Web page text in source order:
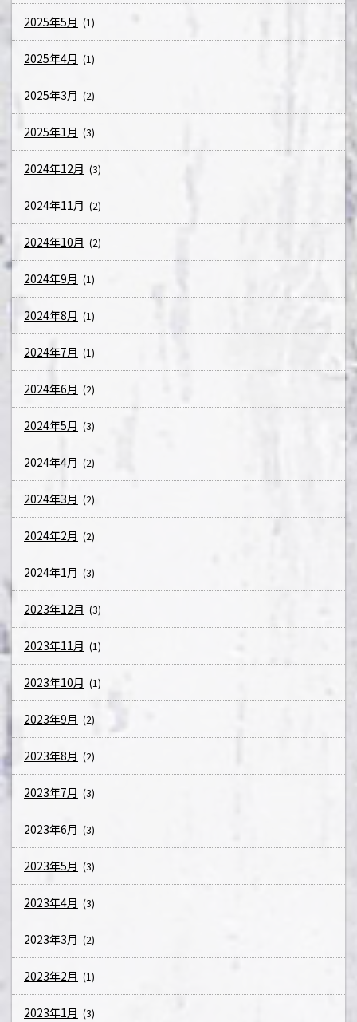
2025年5月 (1)
2025年4月 (1)
2025年3月 (2)
2025年1月 (3)
2024年12月 (3)
2024年11月 (2)
2024年10月 (2)
2024年9月 (1)
2024年8月 (1)
2024年7月 (1)
2024年6月 (2)
2024年5月 (3)
2024年4月 (2)
2024年3月 (2)
2024年2月 (2)
2024年1月 (3)
2023年12月 (3)
2023年11月 (1)
2023年10月 (1)
2023年9月 (2)
2023年8月 (2)
2023年7月 (3)
2023年6月 (3)
2023年5月 (3)
2023年4月 (3)
2023年3月 (2)
2023年2月 (1)
2023年1月 (3)